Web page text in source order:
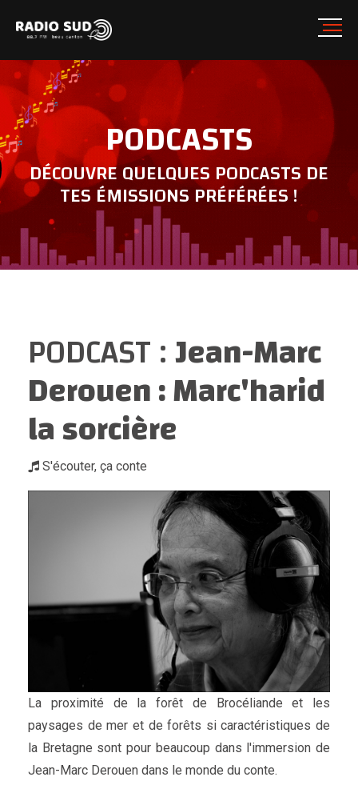
PODCASTS
DÉCOUVRE QUELQUES PODCASTS DE
TES ÉMISSIONS PRÉFÉRÉES !
PODCAST :Jean-Marc
Derouen : Marc'harid
la sorcière
S'écouter, ça conte
La proximité de la forêt de Brocéliande et les
paysages de mer et de forêts si caractéristiques de
la Bretagne sont pour beaucoup dans l'immersion de
Jean-Marc Derouen dans le monde du conte.